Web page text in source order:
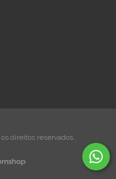
direitos reservados.